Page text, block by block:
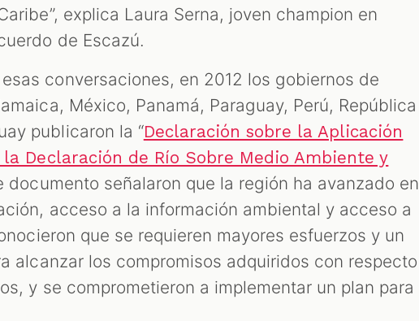
explica Laura Serna, joven champion en
de Escazú.
conversaciones, en 2012 los gobiernos de
México, Panamá, Paraguay, Perú, República
publicaron la “Declaración sobre la Aplicación
Declaración de Río Sobre Medio Ambiente y
documento señalaron que la región ha avanzado en
acceso a la información ambiental y acceso a
que se requieren mayores esfuerzos y un
alcanzar los compromisos adquiridos con respecto
y se comprometieron a implementar un plan para